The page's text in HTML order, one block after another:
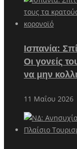
Ισπανία:
Οι γονείς
να μην
11 Μαΐου 2026